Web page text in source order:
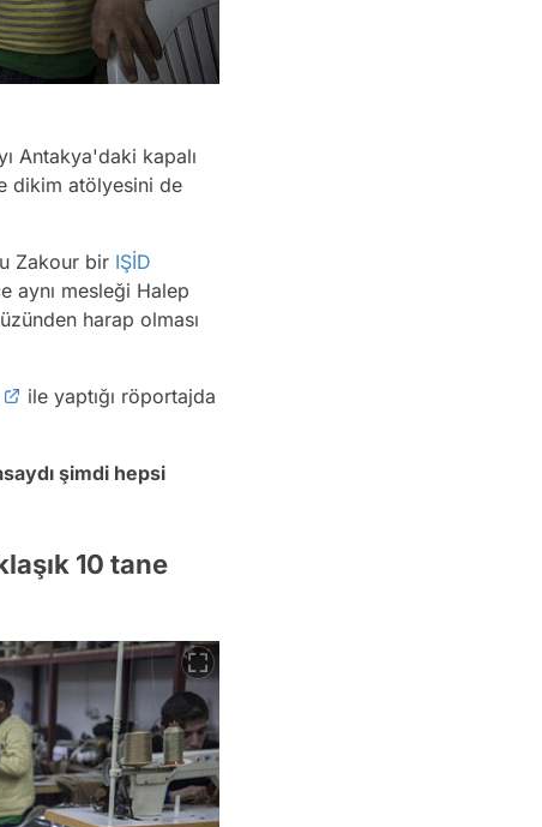
Antakya'daki kapalı
dikim atölyesini de
Zakour bir IŞİD
aynı mesleği Halep
harap olması
ile yaptığı röportajda
şimdi hepsi
10 tane